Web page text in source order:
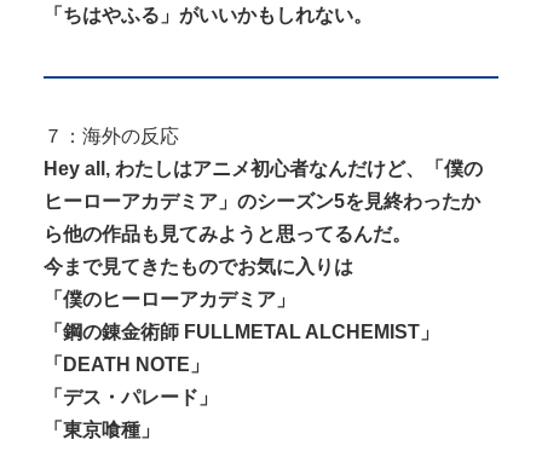
「ちはやふる」がいいかもしれない。
７：海外の反応
Hey all, わたしはアニメ初心者なんだけど、「僕の
ヒーローアカデミア」のシーズン5を見終わったか
ら他の作品も見てみようと思ってるんだ。
今まで見てきたものでお気に入りは
「僕のヒーローアカデミア」
「鋼の錬金術師 FULLMETAL ALCHEMIST」
「DEATH NOTE」
「デス・パレード」
「東京喰種」